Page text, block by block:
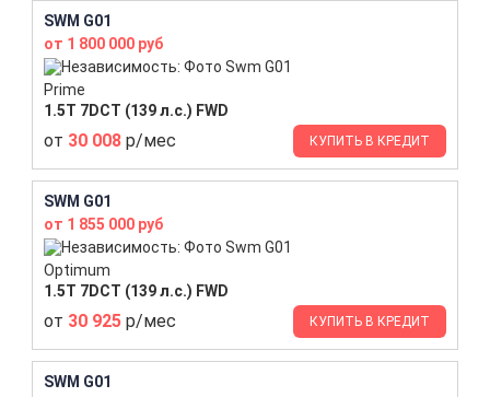
SWM G01
от 1 800 000 руб
Prime
1.5T 7DCT (139 л.с.) FWD
от 30 008 р/мес КУПИТЬ В КРЕДИТ
SWM G01
от 1 855 000 руб
Optimum
1.5T 7DCT (139 л.с.) FWD
от 30 925 р/мес КУПИТЬ В КРЕДИТ
SWM G01